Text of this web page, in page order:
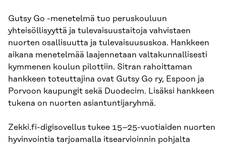
Gutsy Go -menetelmä tuo peruskouluun
yhteisöllisyyttä ja tulevaisuustaitoja vahvistaen
nuorten osallisuutta ja tulevaisuususkoa. Hankkeen
aikana menetelmää laajennetaan valtakunnallisesti
kymmenen koulun pilottiin. Sitran rahoittaman
hankkeen toteuttajina ovat Gutsy Go ry, Espoon ja
Porvoon kaupungit sekä Duodecim. Lisäksi hankkeen
tukena on nuorten asiantuntijaryhmä.
Zekki.fi-digisovellus tukee 15–25-vuotiaiden nuorten
hyvinvointia tarjoamalla itsearvioinnin pohjalta